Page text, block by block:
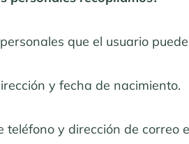
que el usuario
y fecha de nacimiento.
teléfono y dirección de correo